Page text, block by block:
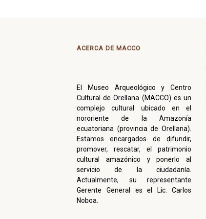
ACERCA DE MACCO
El Museo Arqueológico y Centro
Cultural de Orellana (MACCO) es un
complejo cultural ubicado en el
nororiente de la Amazonía
ecuatoriana (provincia de Orellana).
Estamos encargados de difundir,
promover, rescatar, el patrimonio
cultural amazónico y ponerlo al
servicio de la ciudadanía.
Actualmente, su representante
Gerente General es el Lic. Carlos
Noboa.